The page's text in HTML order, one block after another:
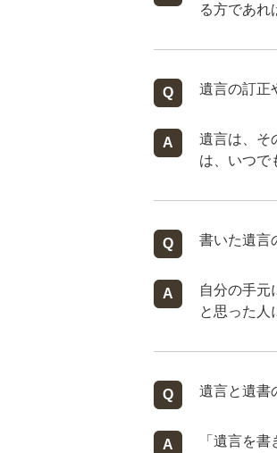
る方であれ
遺言の訂正
遺言は、そ
は、いつで
書いた遺言
自分の手元
と思った人
遺言と遺書
「遺言を